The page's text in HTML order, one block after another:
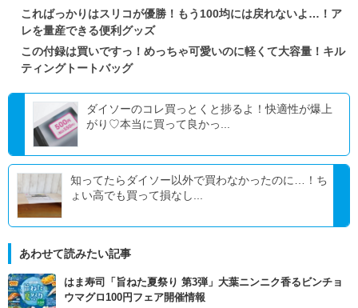
こればっかりはスリコが優勝！もう100均には戻れないよ…！ア
レを量産できる便利グッズ
この付録は買いですっ！めっちゃ可愛いのに軽くて大容量！キル
ティングトートバッグ
ダイソーのコレ買っとくと捗るよ！快適性が爆上
がり♡本当に買って良かっ...
知ってたらダイソー以外で買わなかったのに…！ち
ょい高でも買って損なし...
あわせて読みたい記事
はま寿司「旨ねた夏祭り 第3弾」大葉ニンニク香るビンチョ
ウマグロ100円フェア開催情報